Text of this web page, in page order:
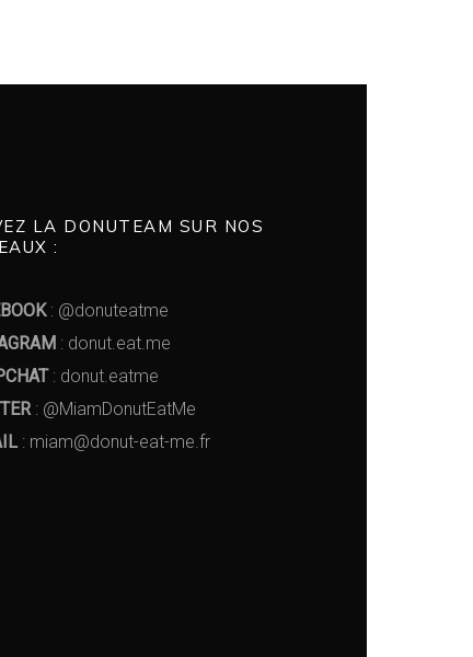
LA DONUTEAM SUR NOS
:
: @donuteatme
: donut.eat.me
: donut.eatme
: @MiamDonutEatMe
: miam@donut-eat-me.fr